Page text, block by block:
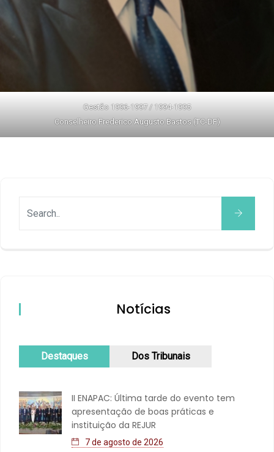
Gestão 1996-1997 / 1994-1995
Conselheiro Frederico Augusto Bastos (TC-DF)
Notícias
Destaques Dos Tribunais
II ENAPAC: Última tarde do evento tem
apresentação de boas práticas e
instituição da REJUR
7 de agosto de 2026